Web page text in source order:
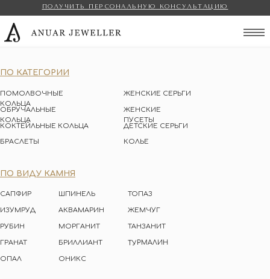
ПОЛУЧИТЬ ПЕРСОНАЛЬНУЮ КОНСУЛЬТАЦИЮ
ПО КАТЕГОРИИ
ПОМОЛВОЧНЫЕ
КОЛЬЦА
ОБРУЧАЛЬНЫЕ
КОЛЬЦА
ЖЕНСКИЕ СЕРЬГИ
КОКТЕЙЛЬНЫЕ КОЛЬЦА
ЖЕНСКИЕ
ПУСЕТЫ
ДЕТСКИЕ СЕРЬГИ
БРАСЛЕТЫ
КОЛЬЕ
ПО ВИДУ КАМНЯ
САПФИР
ИЗУМРУД
ШПИНЕЛЬ
РУБИН
АКВАМАРИН
МОРГАНИТ
ГРАНАТ БРИЛЛИАНТ
ТОПАЗ
ЖЕМЧУГ
ТУРМАЛИН
ТАНЗАНИТ
ОНИКС
ОПАЛ